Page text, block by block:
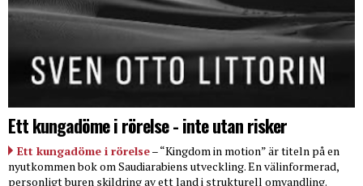
Ett kungadöme i rörelse - inte utan risker
Ett kungadöme i rörelse– “Kingdom in motion” är titeln på en
nyutkommen bok om Saudiarabiens utveckling. En välinformerad,
personligt buren skildring av ett land i strukturell omvandling.